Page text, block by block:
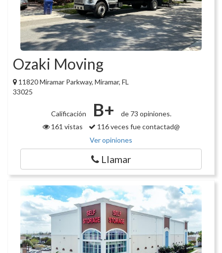
Ozaki Moving
11820 Miramar Parkway, Miramar, FL
33025
Calificación B+
de 73 opiniones.
161 vistas
116 veces fue contactad@
Ver opiniones
Llamar